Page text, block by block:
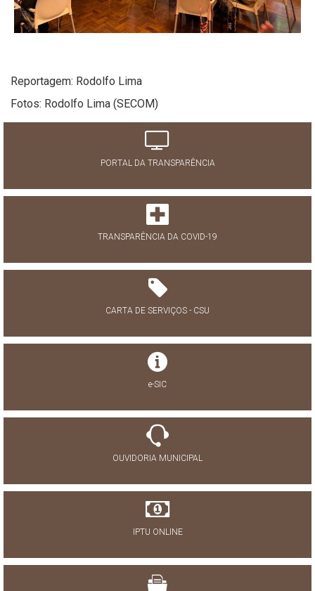
Reportagem: Rodolfo Lima
Fotos: Rodolfo Lima (SECOM)
PORTAL DA TRANSPARÊNCIA
TRANSPARÊNCIA DA COVID-19
CARTA DE SERVIÇOS - CSU
e-SIC
OUVIDORIA MUNICIPAL
IPTU ONLINE